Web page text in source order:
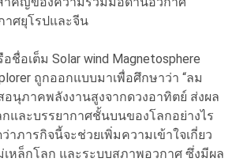
าศยุโรปและจีน
ชื่อเต็ม Solar wind Magnetosphere
ถูกออกแบบมาเพื่อศึกษาว่า “ลม
อนุภาคพลังงานสูงจากดวงอาทิตย์ ส่งผล
และบรรยากาศชั้นบนของโลกอย่างไร
าภารกิจนี้จะช่วยเพิ่มความเข้าใจเกี่ยว
หล็กโลก และระบบสภาพอวกาศ ซึ่งมีผล